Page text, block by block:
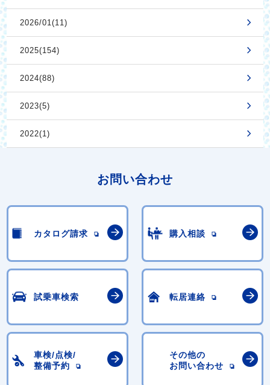
2026/01(11)
2025(154)
2024(88)
2023(5)
2022(1)
お問い合わせ
カタログ請求 購入相談
試乗車検索 転居連絡
車検/点検/
整備予約
その他の
お問い合わせ